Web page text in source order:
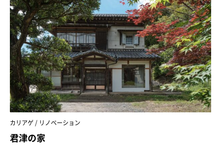
カリアゲ / リノベーション
君津の家